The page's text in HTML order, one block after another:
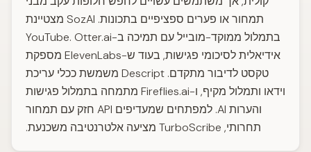
תמחור או פערים ספציפיים בתכונות. SozAI מצטיינת
בתמלול ממוקד-מובייל עם תמיכה ב-YouTube. Otter.ai
אידיאלית לסיכומי פגישות, בעוד ש-ElevenLabs מספקת
טקסט לדיבור מתקדם. Descript משמשת ככלי עריכת
וידאו ותמלול מקיף, ו-Fireflies.ai מתמחה בתמלול פגישות
והערות AI. למפתחים שמעדיפים API חזק עם תמחור
תחרותי, TurboScribe מציעה אלטרנטיבה משכנעת.